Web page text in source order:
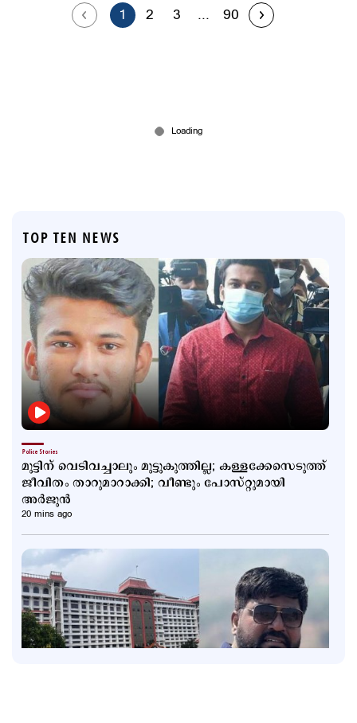
1 2 3 ... 90
TOP TEN NEWS
Police Stories
മുട്ടിന് വെടിവച്ചാലും മുട്ടുകുത്തില്ല; കള്ളക്കേസെടുത്ത്
ജീവിതം താറുമാറാക്കി; വീണ്ടും പോസ്റ്റുമായി
അര്‍ജുന്‍
20 mins ago